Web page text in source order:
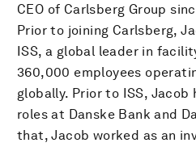
CEO of Carlsberg Group
Prior to joining Carlsberg,
ISS, a global leader in
360,000 employees
globally. Prior to ISS, Jacob
roles at Danske Bank and
that, Jacob worked as an